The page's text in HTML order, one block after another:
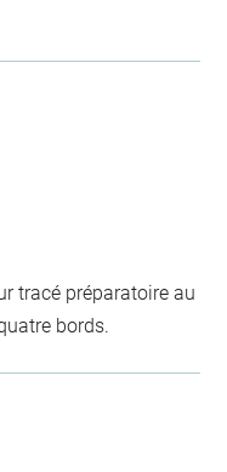
tracé préparatoire au
bords.